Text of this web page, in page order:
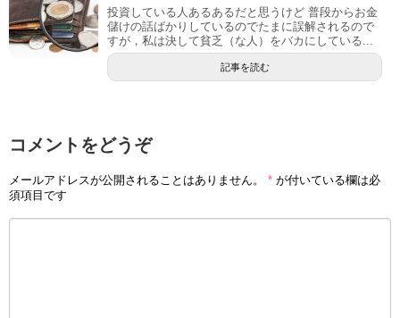
投資している人あるあるだと思うけど 普段からお金
儲けの話ばかりしているのでたまに誤解されるので
すが，私は決して貧乏（な人）をバカにしている...
記事を読む
コメントをどうぞ
メールアドレスが公開されることはありません。 * が付いている欄は必
須項目です